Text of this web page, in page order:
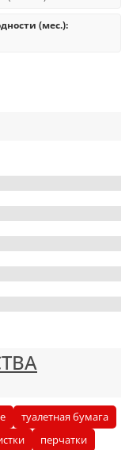
(мес.):
туалетная бумага
перчатки